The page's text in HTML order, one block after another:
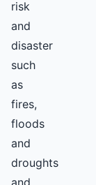
risk
and
disaster
such
as
fires,
floods
and
droughts
and